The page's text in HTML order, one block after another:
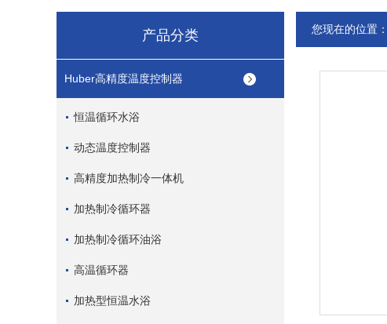
产品分类
Huber高精度温度控制器
恒温循环水浴
动态温度控制器
高精度加热制冷一体机
加热制冷循环器
加热制冷循环油浴
高温循环器
加热型恒温水浴
您现在的位置：